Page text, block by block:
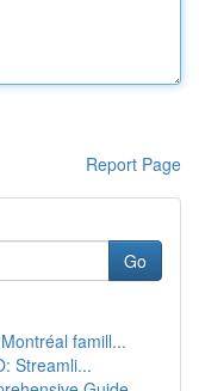
Report Page
Go
famill...
Streamli...